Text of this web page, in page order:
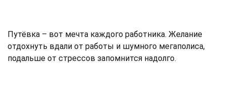
Путёвка – вот мечта каждого работника. Желание
отдохнуть вдали от работы и шумного мегаполиса,
подальше от стрессов запомнится надолго.